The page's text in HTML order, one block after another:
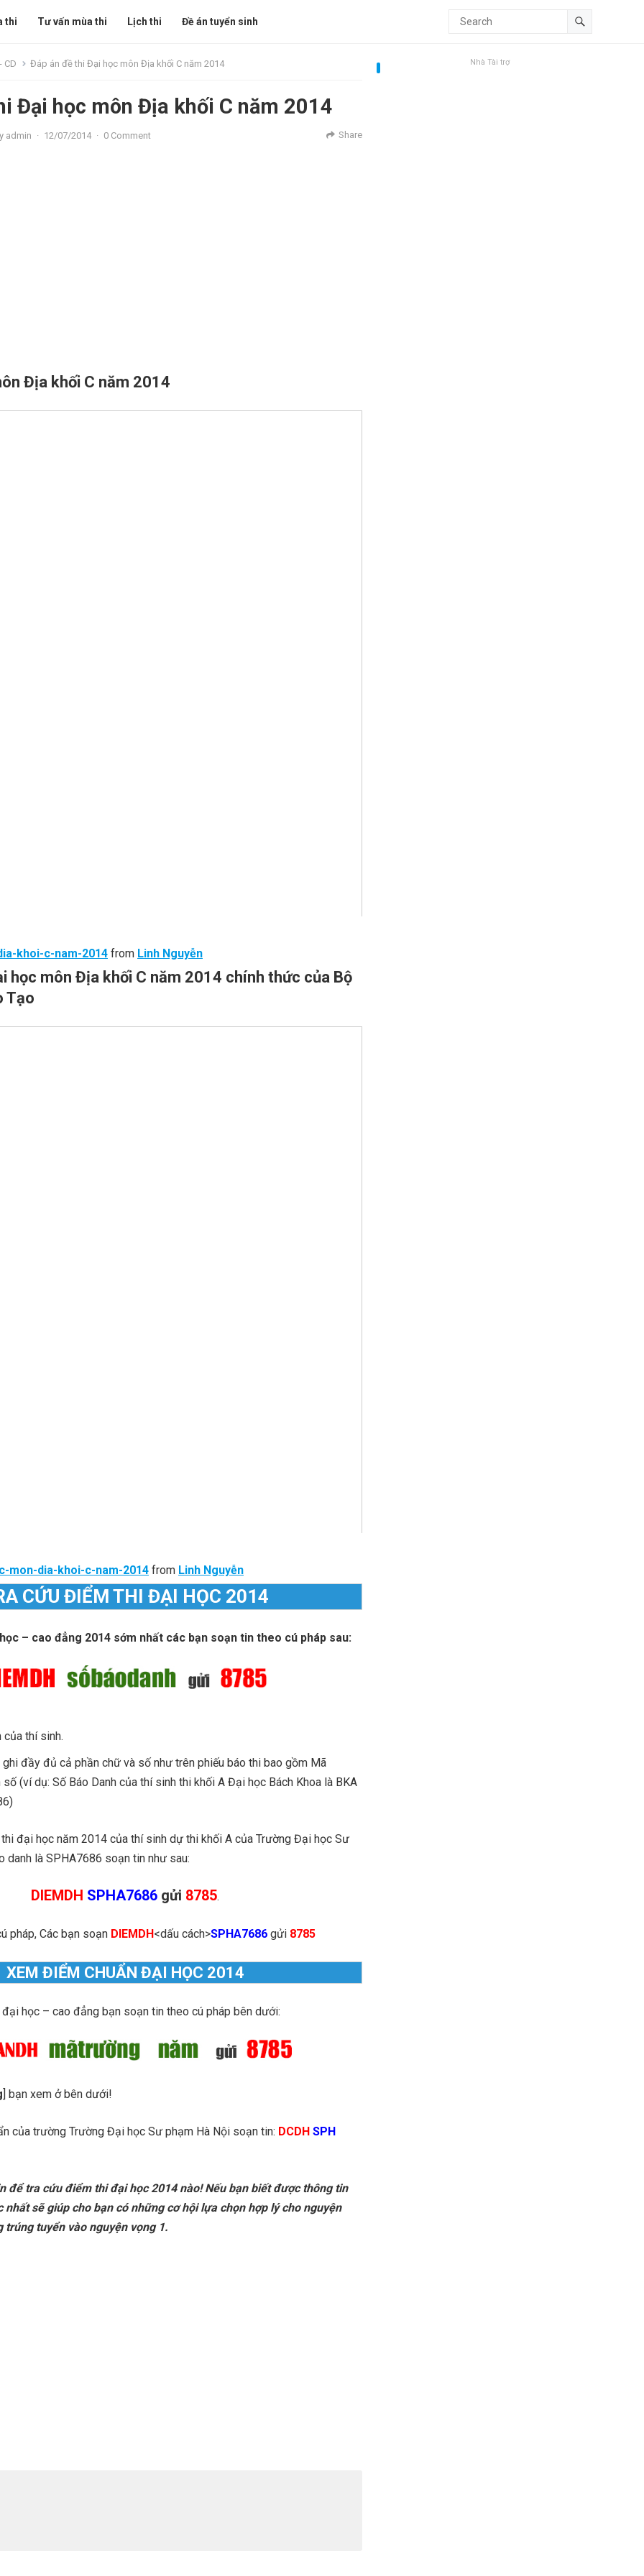
thi Tư vấn mùa thi Lịch thi Đề án tuyển sinh
CD Đáp án đề thi Đại học môn Địa khối C năm 2014
Đại học môn Địa khối C năm 2014
admin · 12/07/2014 · 0 Comment Share
Địa khối C năm 2014
khoi-c-nam-2014 from Linh Nguyễn
học môn Địa khối C năm 2014 chính thức của Bộ
Tạo
mon-dia-khoi-c-nam-2014 from Linh Nguyễn
CỨU ĐIỂM THI ĐẠI HỌC 2014
– cao đẳng 2014 sớm nhất các bạn soạn tin theo cú pháp sau:
của thí sinh.
ghi đầy đủ cả phần chữ và số như trên phiếu báo thi bao gồm Mã
(ví dụ: Số Báo Danh của thí sinh thi khối A Đại học Bách Khoa là BKA
đại học năm 2014 của thí sinh dự thi khối A của Trường Đại học Sư
danh là SPHA7686 soạn tin như sau:
DIEMDH SPHA7686 gửi 8785.
pháp, Các bạn soạn DIEMDH<dấu cách>SPHA7686 gửi 8785
XEM ĐIỂM CHUẨN ĐẠI HỌC 2014
học – cao đẳng bạn soạn tin theo cú pháp bên dưới:
] bạn xem ở bên dưới!
của trường Trường Đại học Sư phạm Hà Nội soạn tin: DCDH SPH
để tra cứu điểm thi đại học 2014 nào! Nếu bạn biết được thông tin
nhất sẽ giúp cho bạn có những cơ hội lựa chọn hợp lý cho nguyện
trúng tuyển vào nguyện vọng 1.
Nhà Tài trợ